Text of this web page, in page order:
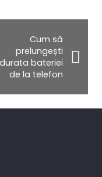
Cum să
prelungești
durata bateriei
de la telefon